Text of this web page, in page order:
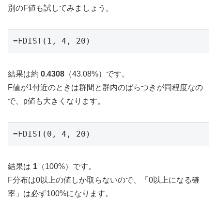
別のF値も試してみましょう。
=FDIST(1, 4, 20)
結果は約 0.4308 （43.08%）です。
F値が1付近のときは群間と群内のばらつきが同程度なの
で、p値も大きくなります。
=FDIST(0, 4, 20)
結果は 1 （100%）です。
F分布は0以上の値しか取らないので、「0以上になる確
率」は必ず100%になります。